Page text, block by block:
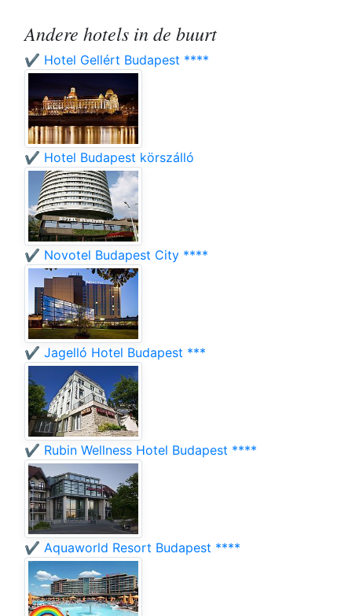
Andere hotels in de buurt
✔️ Hotel Gellért Budapest ****
✔️ Hotel Budapest körszálló
✔️ Novotel Budapest City ****
✔️ Jagelló Hotel Budapest ***
✔️ Rubin Wellness Hotel Budapest ****
✔️ Aquaworld Resort Budapest ****